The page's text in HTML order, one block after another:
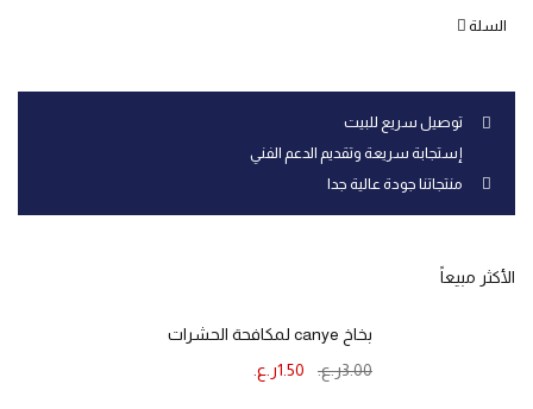
توصيل سريع للبيت
إستجابة سريعة وتقديم الدعم الفني
منتجاتنا جودة عالية جدا
الأكثر مبيعاً
بخاخ canye لمكافحة الحشرات
3.00ر.ع. 1.50ر.ع.
السلة